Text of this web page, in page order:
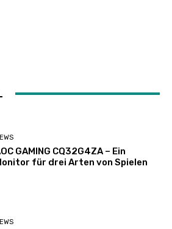
GAMING CQ32G4ZA – Ein
für drei Arten von Spielen